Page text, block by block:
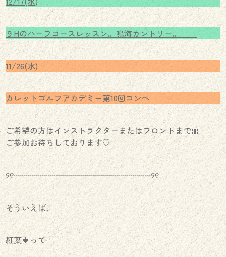
９Hのハーフコースレッスン。鳴海カントリー。
11/26(水)
カレットゴルフアカデミー第10回コンペ
ご希望の方はインストラクターまたはフロントまで🎀
ご参加お待ちしております♡
୨୧┈┈┈┈┈┈┈┈┈┈┈┈┈┈┈┈┈୨୧
そういえば、
紅葉🍁って